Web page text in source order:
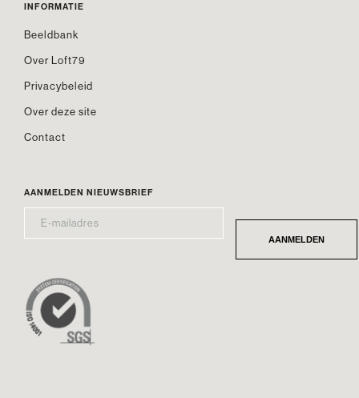
INFORMATIE
Beeldbank
Over Loft79
Privacybeleid
Over deze site
Contact
AANMELDEN NIEUWSBRIEF
MAILADRES* AANMELDEN